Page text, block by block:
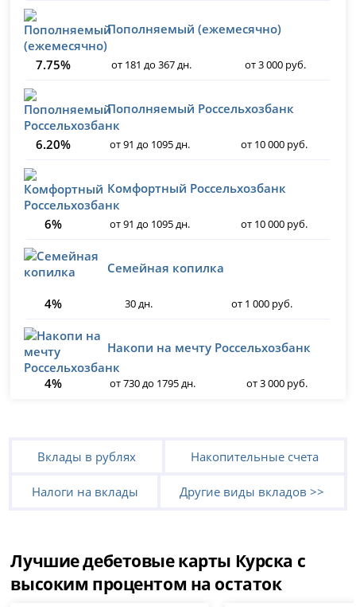
Пополняемый (ежемесячно)
7.75% от 181 до 367 дн. от 3 000 руб.
Пополняемый Россельхозбанк
6.20% от 91 до 1095 дн. от 10 000 руб.
Комфортный Россельхозбанк
6% от 91 до 1095 дн. от 10 000 руб.
Семейная копилка
4% 30 дн. от 1 000 руб.
Накопи на мечту Россельхозбанк
4% от 730 до 1795 дн. от 3 000 руб.
Вклады в рублях Накопительные счета
Налоги на вклады Другие виды вкладов >>
Лучшие дебетовые карты Курска с
высоким процентом на остаток